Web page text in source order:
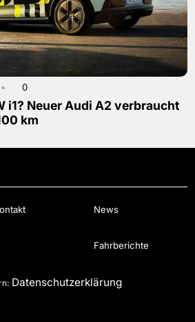
• 0
i1? Neuer Audi A2 verbraucht
km
News
Fahrberichte
Datenschutzerklärung